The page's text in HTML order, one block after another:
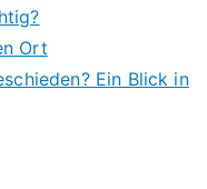
Ort
Ein Blick in